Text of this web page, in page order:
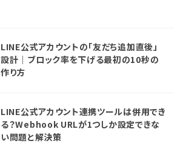
LINE公式アカウントの「友だち追加直後」
設計｜ブロック率を下げる最初の10秒の
作り方
LINE公式アカウント連携ツールは併用でき
る？Webhook URLが1つしか設定できな
い問題と解決策